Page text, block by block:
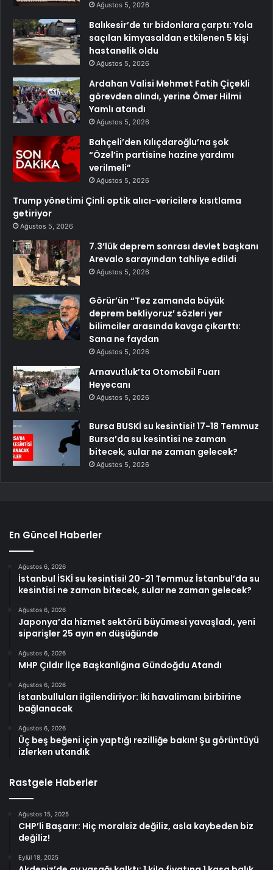
Ağustos 5, 2026
Balıkesir’de tır bidonlara çarptı: Yola
saçılan kimyasaldan etkilenen 5 kişi
hastanelik oldu
Ağustos 5, 2026
Ardahan Valisi Mehmet Fatih Çiçekli
görevden alındı, yerine Ömer Hilmi
Yamlı atandı
Ağustos 5, 2026
Bahçeli’den Kılıçdaroğlu’na şok
“Özel’in partisine hazine yardımı
verilmeli”
Ağustos 5, 2026
Trump yönetimi Çinli optik alıcı-vericilere kısıtlama
getiriyor
Ağustos 5, 2026
7.3’lük deprem sonrası devlet başkanı
Arevalo sarayından tahliye edildi
Ağustos 5, 2026
Görür’ün “Tez zamanda büyük
deprem bekliyoruz’ sözleri yer
bilimciler arasında kavga çıkarttı:
Sana ne faydan
Ağustos 5, 2026
Arnavutluk’ta Otomobil Fuarı
Heyecanı
Ağustos 5, 2026
Bursa BUSKİ su kesintisi! 17-18 Temmuz
Bursa’da su kesintisi ne zaman
bitecek, sular ne zaman gelecek?
Ağustos 5, 2026
En Güncel Haberler
Ağustos 6, 2026
İstanbul İSKİ su kesintisi! 20-21 Temmuz İstanbul’da su
kesintisi ne zaman bitecek, sular ne zaman gelecek?
Ağustos 6, 2026
Japonya’da hizmet sektörü büyümesi yavaşladı, yeni
siparişler 25 ayın en düşüğünde
Ağustos 6, 2026
MHP Çıldır İlçe Başkanlığına Gündoğdu Atandı
Ağustos 6, 2026
İstanbulluları ilgilendiriyor: İki havalimanı birbirine
bağlanacak
Ağustos 6, 2026
Üç beş beğeni için yaptığı rezilliğe bakın! Şu görüntüyü
izlerken utandık
Rastgele Haberler
Ağustos 15, 2025
CHP’li Başarır: Hiç moralsiz değiliz, asla kaybeden biz
değiliz!
Eylül 18, 2025